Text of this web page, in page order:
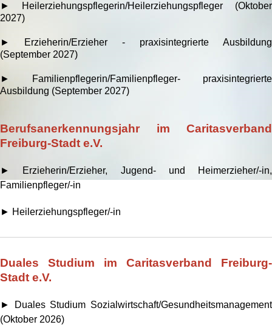
► Heilerziehungspflegerin/Heilerziehungspfleger (Oktober
2027)
►
Erzieherin/Erzieher - praxisintegrierte Ausbildung
(September 2027)
► Familienpflegerin/Familienpfleger- praxisintegrierte
Ausbildung (September 2027)
Berufsanerkennungsjahr im Caritasverband
Freiburg-Stadt e.V.
► Erzieherin/Erzieher, Jugend- und Heimerzieher/-in,
Familienpfleger/-in
► Heilerziehungspfleger/-in
Duales Studium im Caritasverband Freiburg-
Stadt e.V.
► Duales Studium Sozialwirtschaft/Gesundheitsmanagement
(Oktober 2026)